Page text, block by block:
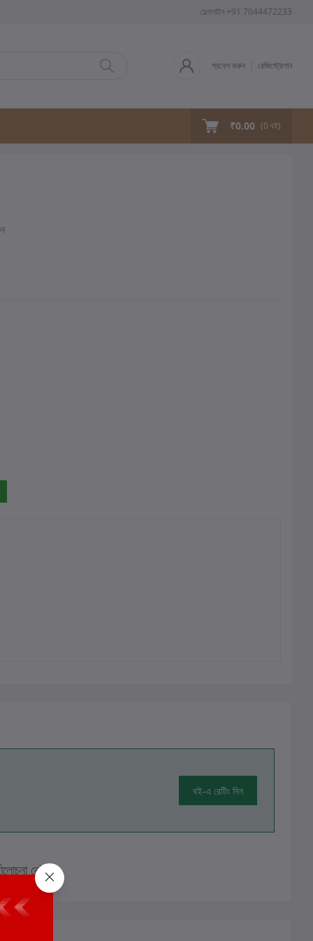
হেল্পলাইন +91 7044472233
প্রবেশ করুন রেজিস্ট্রেশান
₹0.00 (0 বই)
বই-এ রেটিং দিন
নেই